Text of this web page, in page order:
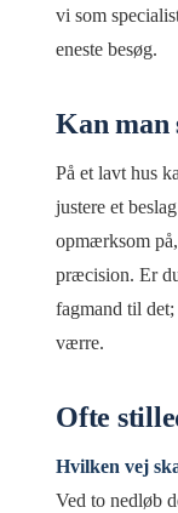
vi som
eneste besøg.
Kan man
På et lavt hus
justere et
opmærksom
præcision. Er
fagmand til
værre.
Ofte
Hvilken vej
Ved to nedløb